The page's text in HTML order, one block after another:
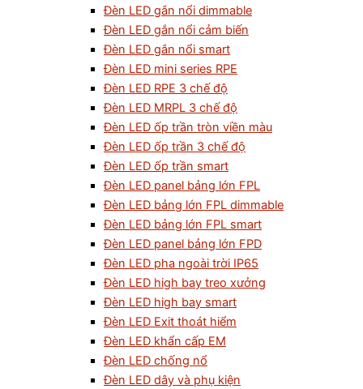
Đèn LED gắn nổi dimmable
Đèn LED gắn nổi cảm biến
Đèn LED gắn nổi smart
Đèn LED mini series RPE
Đèn LED RPE 3 chế độ
Đèn LED MRPL 3 chế độ
Đèn LED ốp trần tròn viền màu
Đèn LED ốp trần 3 chế độ
Đèn LED ốp trần smart
Đèn LED panel bảng lớn FPL
Đèn LED bảng lớn FPL dimmable
Đèn LED bảng lớn FPL smart
Đèn LED panel bảng lớn FPD
Đèn LED pha ngoài trời IP65
Đèn LED high bay treo xưởng
Đèn LED high bay smart
Đèn LED Exit thoát hiểm
Đèn LED khẩn cấp EM
Đèn LED chống nổ
Đèn LED dây và phụ kiện